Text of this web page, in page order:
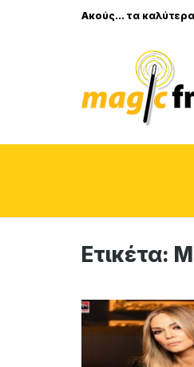
Ακούς... τα
Ετικέτα: